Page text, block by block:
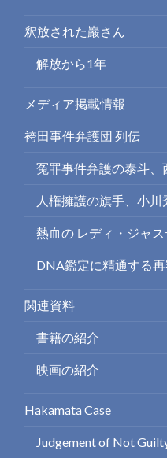
釈放された巖さん
解放から1年
メディア掲載情報
袴田事件弁護団 列伝
冤罪事件弁護の泰斗、
人権擁護の旗手、小川
熱血の レディ・ジャ
DNA鑑定に精通する
関連資料
書籍の紹介
映画の紹介
Hakamata Case
Judgement of Not